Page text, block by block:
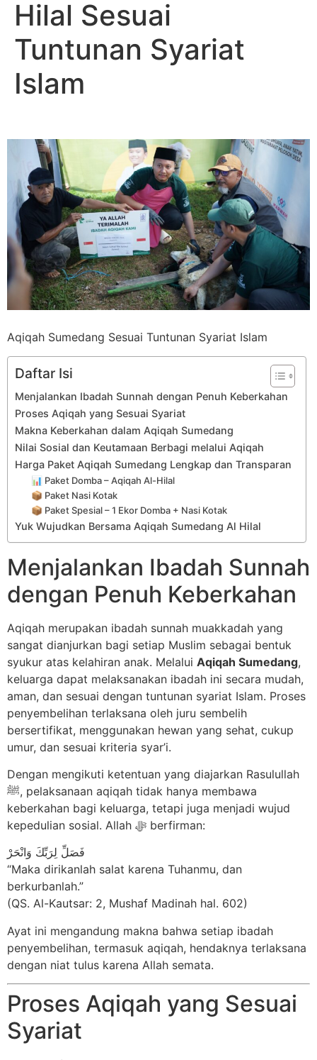
Hilal Sesuai
Tuntunan Syariat
Islam
Aqiqah Sumedang Sesuai Tuntunan Syariat Islam
Daftar Isi
Menjalankan Ibadah Sunnah dengan Penuh Keberkahan
Proses Aqiqah yang Sesuai Syariat
Makna Keberkahan dalam Aqiqah Sumedang
Nilai Sosial dan Keutamaan Berbagi melalui Aqiqah
Harga Paket Aqiqah Sumedang Lengkap dan Transparan
📊 Paket Domba – Aqiqah Al-Hilal
📦 Paket Nasi Kotak
📦 Paket Spesial – 1 Ekor Domba + Nasi Kotak
Yuk Wujudkan Bersama Aqiqah Sumedang Al Hilal
Menjalankan Ibadah Sunnah
dengan Penuh Keberkahan
Aqiqah merupakan ibadah sunnah muakkadah yang
sangat dianjurkan bagi setiap Muslim sebagai bentuk
syukur atas kelahiran anak. Melalui Aqiqah Sumedang,
keluarga dapat melaksanakan ibadah ini secara mudah,
aman, dan sesuai dengan tuntunan syariat Islam. Proses
penyembelihan terlaksana oleh juru sembelih
bersertifikat, menggunakan hewan yang sehat, cukup
umur, dan sesuai kriteria syar’i.
Dengan mengikuti ketentuan yang diajarkan Rasulullah
ﷺ, pelaksanaan aqiqah tidak hanya membawa
keberkahan bagi keluarga, tetapi juga menjadi wujud
kepedulian sosial. Allah ﷻ berfirman:
فَصَلِّ لِرَبِّكَ وَانْحَرْ
“Maka dirikanlah salat karena Tuhanmu, dan
berkurbanlah.”
(QS. Al-Kautsar: 2, Mushaf Madinah hal. 602)
Ayat ini mengandung makna bahwa setiap ibadah
penyembelihan, termasuk aqiqah, hendaknya terlaksana
dengan niat tulus karena Allah semata.
Proses Aqiqah yang Sesuai
Syariat